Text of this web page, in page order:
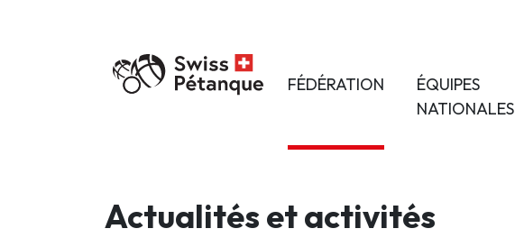
FÉDÉRATION
ÉQUIPES
NATIONALES
Actualités et activités